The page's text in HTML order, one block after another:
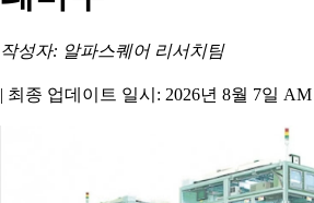
작성자: 알파스퀘어 리서치팀
| 최종 업데이트 일시: 2026년 8월 7일 AM